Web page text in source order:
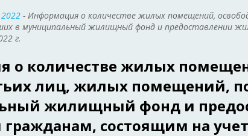
2022 - Информация о количестве жилых помещений,
в муниципальный жилищный фонд и предоставлении
г.
о количестве жилых
лиц, жилых помещений,
жилищный фонд и
состоящим на